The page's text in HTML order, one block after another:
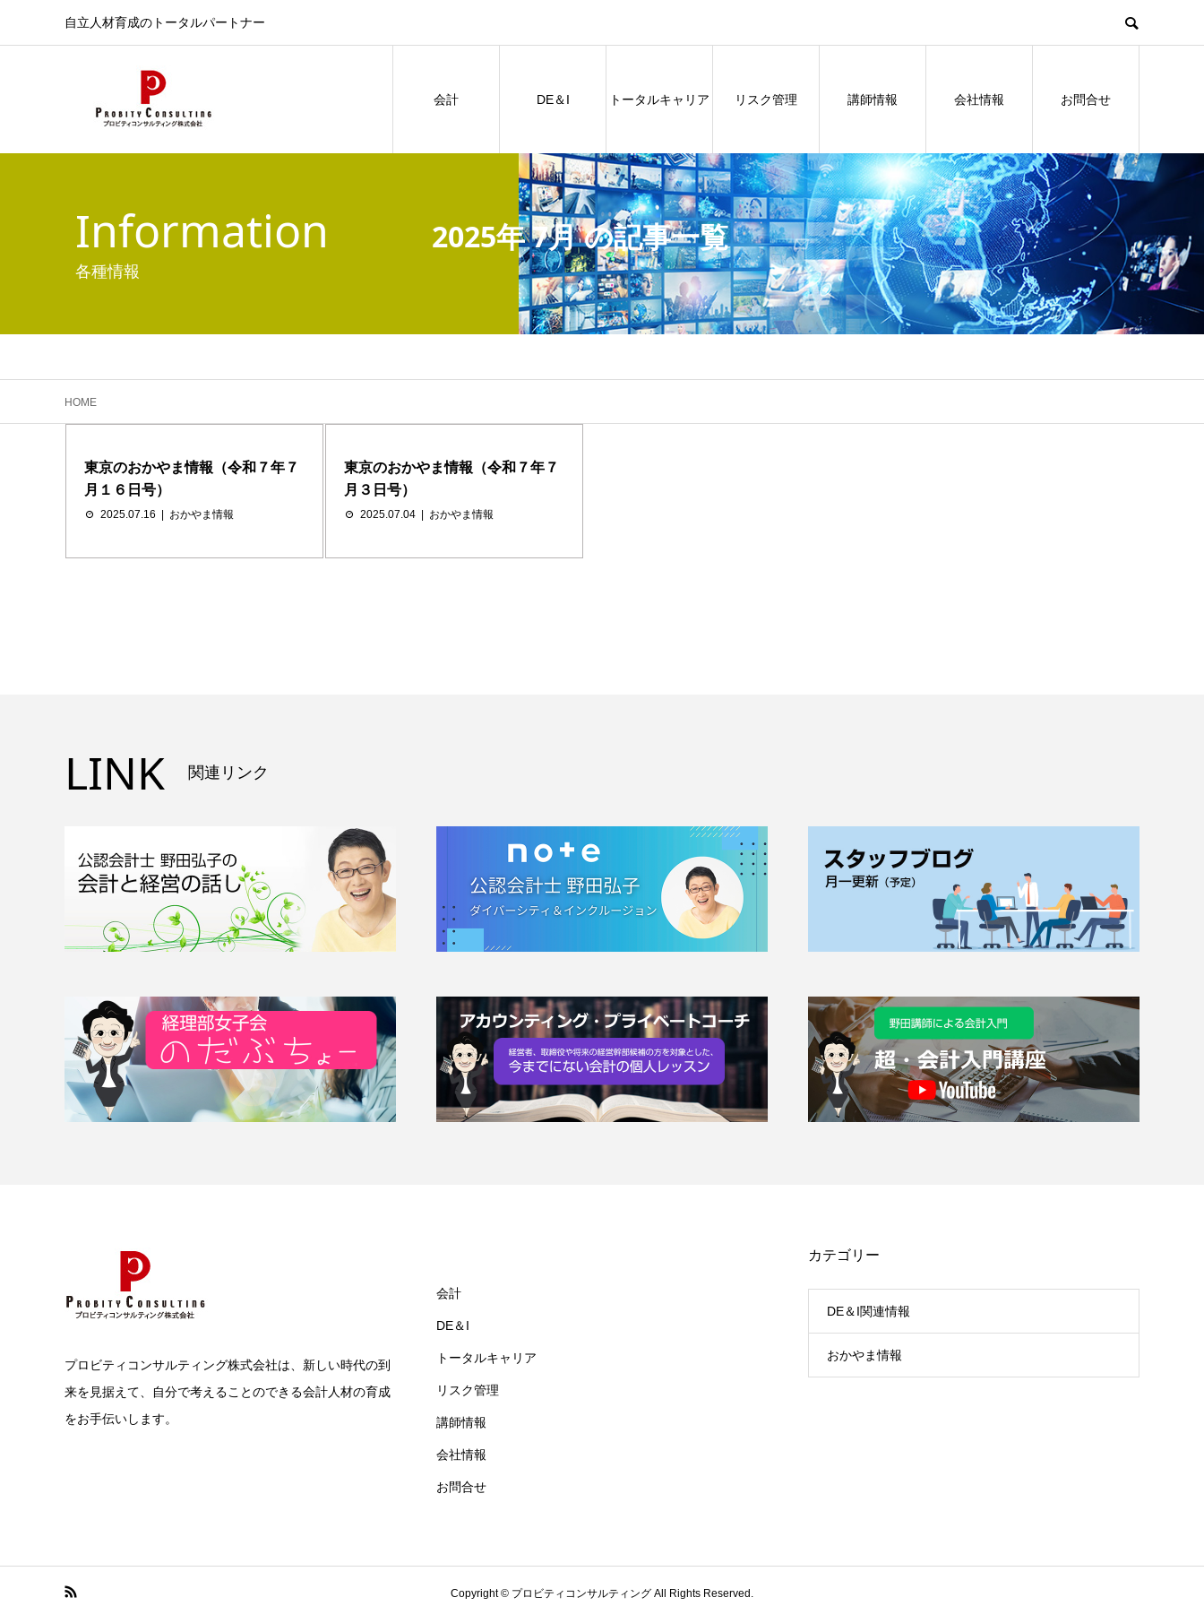
自立人材育成のトータルパートナー
会計 DE＆I トータルキャリア リスク管理 講師情報 会社情報 お問合せ
Information
各種情報
2025年 7月 の記事一覧
HOME
東京のおかやま情報（令和７年７
月１６日号）
2025.07.16 おかやま情報
東京のおかやま情報（令和７年７
月３日号）
2025.07.04 おかやま情報
LINK 関連リンク
プロビティコンサルティング株式会社は、新しい時代の到
来を見据えて、自分で考えることのできる会計人材の育成
をお手伝いします。
会計
DE＆I
トータルキャリア
リスク管理
講師情報
会社情報
お問合せ
カテゴリー
DE＆I関連情報
おかやま情報
Copyright © プロビティコンサルティング All Rights Reserved.